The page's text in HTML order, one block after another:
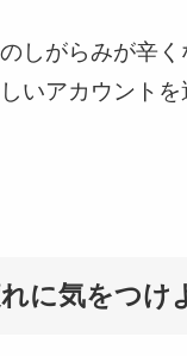
しがらみが辛く
いアカウントを
に気をつけ